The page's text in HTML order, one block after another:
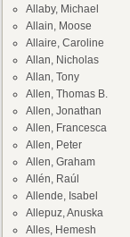
Allaby, Michael
Allain, Moose
Allaire, Caroline
Allan, Nicholas
Allan, Tony
Allen, Thomas B.
Allen, Jonathan
Allen, Francesca
Allen, Peter
Allen, Graham
Allén, Raúl
Allende, Isabel
Allepuz, Anuska
Alles, Hemesh